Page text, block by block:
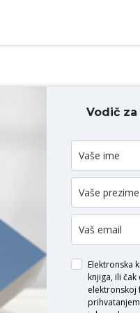
KOMENTAR
Vodič
Elektronska
knjiga, ili
elektronskoj